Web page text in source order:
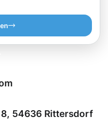
54636 Rittersdorf